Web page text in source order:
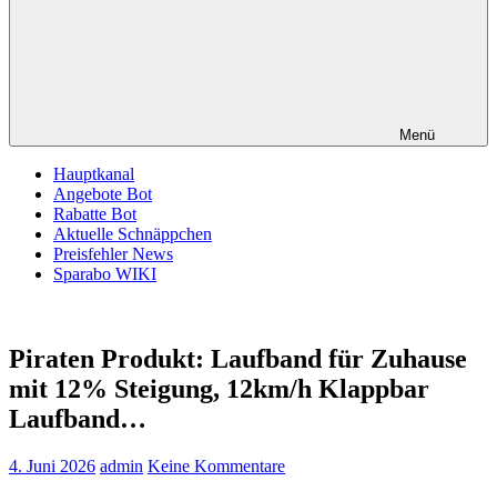
Menü
Hauptkanal
Angebote Bot
Rabatte Bot
Aktuelle Schnäppchen
Preisfehler News
Sparabo WIKI
Piraten Produkt: Laufband für Zuhause
mit 12% Steigung, 12km/h Klappbar
Laufband…
4. Juni 2026 admin Keine Kommentare